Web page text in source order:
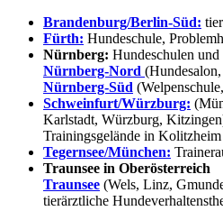
Brandenburg/Berlin-Süd:
Fürth: Hundeschule,
Nürnberg: Hundeschulen
Nürnberg-Nord
Nürnberg-Süd
Schweinfurt/Würzburg:
Karlstadt, Würzburg,
Trainingsgelände in Kolitzheim
Tegernsee/München:
Traunsee in Oberösterreich
Traunsee (Wels, Linz,
tierärztliche